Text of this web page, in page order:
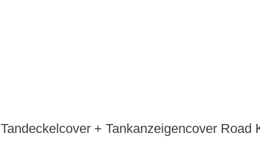
Tandeckelcover + Tankanzeigencover